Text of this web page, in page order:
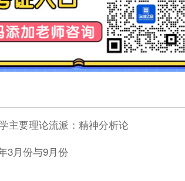
主要理论流派：精神分析论
3月份与9月份